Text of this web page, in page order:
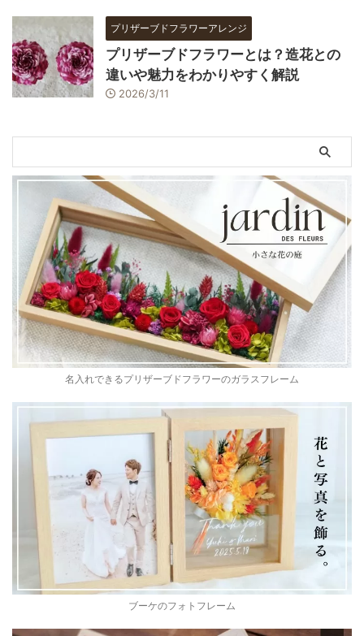
プリザーブドフラワーアレンジ
プリザーブドフラワーとは？造花との
違いや魅力をわかりやすく解説
2026/3/11
名入れできるプリザーブドフラワーのガラスフレーム
ブーケのフォトフレーム